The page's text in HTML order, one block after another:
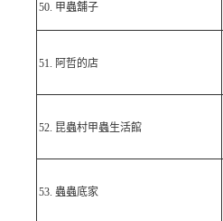
50. 甲蟲舖子
51. 阿哲的店
52. 昆蟲村甲蟲生活館
53. 蟲蟲底家